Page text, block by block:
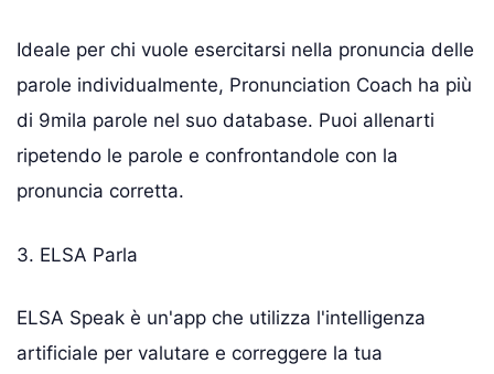
Ideale per chi vuole esercitarsi nella pronuncia delle
parole individualmente, Pronunciation Coach ha più
di 9mila parole nel suo database. Puoi allenarti
ripetendo le parole e confrontandole con la
pronuncia corretta.
3. ELSA Parla
ELSA Speak è un'app che utilizza l'intelligenza
artificiale per valutare e correggere la tua